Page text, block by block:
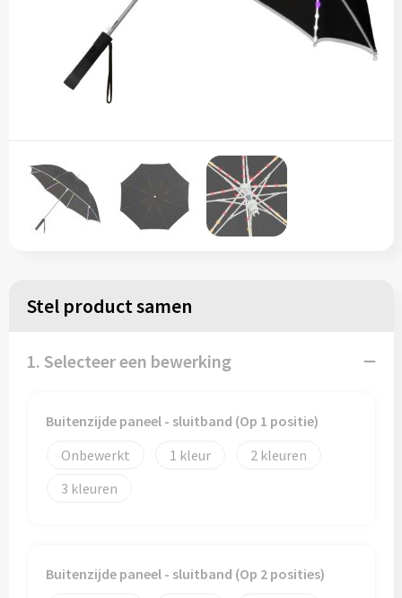
Stel product samen
1. Selecteer een bewerking
Buitenzijde paneel - sluitband (Op 1 positie)
Onbewerkt
1
2
3
Buitenzijde paneel - sluitband (Op 2 posities)